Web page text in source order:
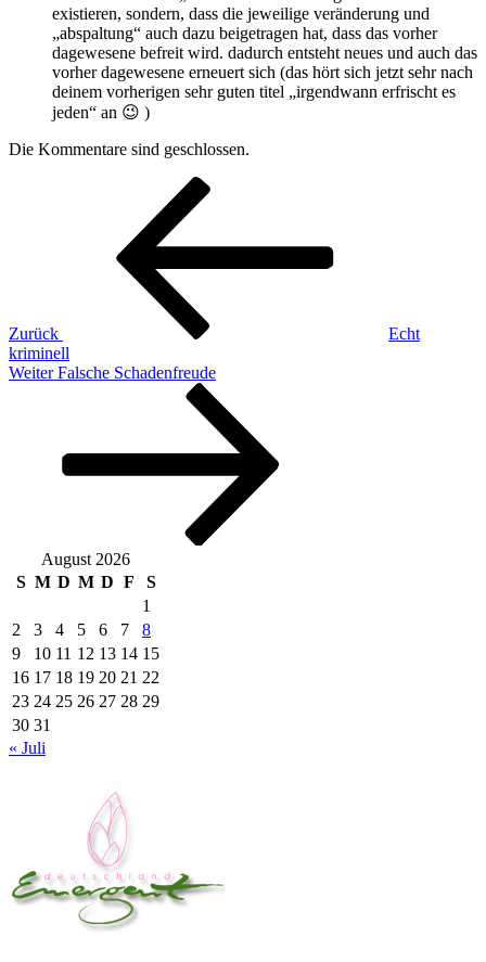
existieren, sondern, dass die jeweilige veränderung und
„abspaltung“ auch dazu beigetragen hat, dass das vorher
dagewesene befreit wird. dadurch entsteht neues und auch das
vorher dagewesene erneuert sich (das hört sich jetzt sehr nach
deinem vorherigen sehr guten titel „irgendwann erfrischt es
jeden“ an 😉 )
Die Kommentare sind geschlossen.
Beitragsnavigation
Zurück
Echt
kriminell
Nächster
Weiter Falsche Schadenfreude
August 2026
S M D M D F
S
1
2
3 4 5 6 7
8
9
10 11 12 13 14 15
16 17 18 19 20 21 22
23 24 25 26 27 28 29
30 31
« Juli